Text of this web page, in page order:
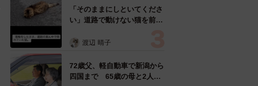
「そのままにしといてくださ
い」道路で動けない猫を前に
ようとした4日間 「命の重
表の訴え
渡辺 晴子
72歳父、軽自動車で新潟から
四国まで 65歳の母と2人で